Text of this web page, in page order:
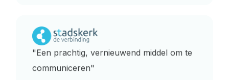
"Een prachtig, vernieuwend middel om te
communiceren"